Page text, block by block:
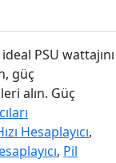
PSU wattajını
güç
alın. Güç
Hesaplayıcı,
, Pil